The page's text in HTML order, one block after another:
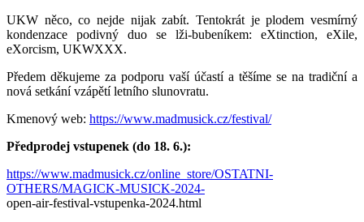
UKW něco, co nejde nijak zabít. Tentokrát je plodem vesmírný
kondenzace podivný duo se lži-bubeníkem: eXtinction, eXile,
eXorcism, UKWXXX.
Předem děkujeme za podporu vaší účastí a těšíme se na tradiční a
nová setkání vzápětí letního slunovratu.
Kmenový web: https://www.madmusick.cz/festival/
Předprodej vstupenek (do 18. 6.):
https://www.madmusick.cz/online_store/OSTATNI-
OTHERS/MAGICK-MUSICK-2024-
open-air-festival-vstupenka-2024.html